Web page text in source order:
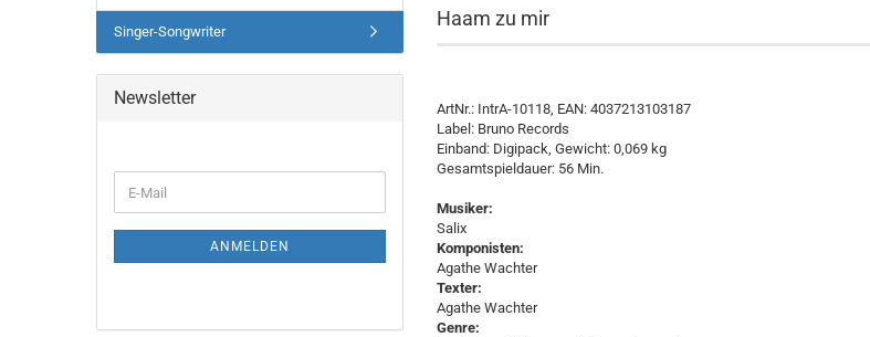
Haam zu mir
ArtNr.: IntrA-10118, EAN: 4037213103187
Label: Bruno Records
Einband: Digipack, Gewicht: 0,069 kg
Gesamtspieldauer: 56 Min.
Musiker:
Salix
Komponisten:
Agathe Wachter
Texter:
Agathe Wachter
Genre:
Singer-Songwriter
Newsletter
ZUR
E-
Mail
ANMELDEN